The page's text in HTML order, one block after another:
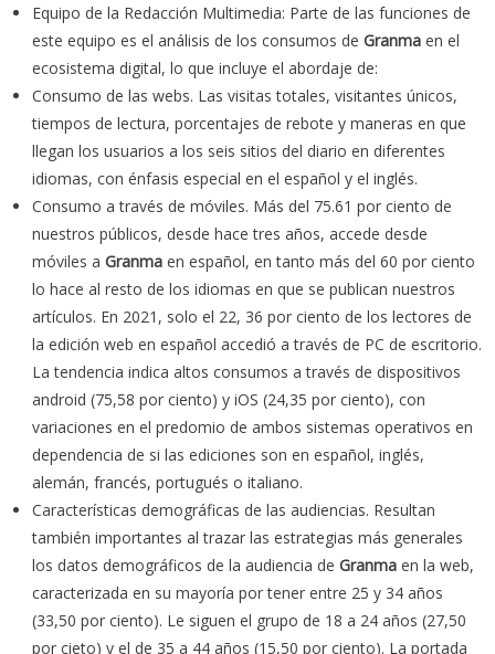
Equipo de la Redacción Multimedia: Parte de las funciones de
este equipo es el análisis de los consumos de Granma en el
ecosistema digital, lo que incluye el abordaje de:
Consumo de las webs. Las visitas totales, visitantes únicos,
tiempos de lectura, porcentajes de rebote y maneras en que
llegan los usuarios a los seis sitios del diario en diferentes
idiomas, con énfasis especial en el español y el inglés.
Consumo a través de móviles. Más del 75.61 por ciento de
nuestros públicos, desde hace tres años, accede desde
móviles a Granmaen español, en tanto más del 60 por ciento
lo hace al resto de los idiomas en que se publican nuestros
artículos. En 2021, solo el 22, 36 por ciento de los lectores de
la edición web en español accedió a través de PC de escritorio.
La tendencia indica altos consumos a través de dispositivos
android (75,58 por ciento) y iOS (24,35 por ciento), con
variaciones en el predomio de ambos sistemas operativos en
dependencia de si las ediciones son en español, inglés,
alemán, francés, portugués o italiano.
Características demográficas de las audiencias. Resultan
también importantes al trazar las estrategias más generales
los datos demográficos de la audiencia de Granmaen la web,
caracterizada en su mayoría por tener entre 25 y 34 años
(33,50 por ciento). Le siguen el grupo de 18 a 24 años (27,50
por cieto) y el de 35 a 44 años (15,50 por ciento). La portada